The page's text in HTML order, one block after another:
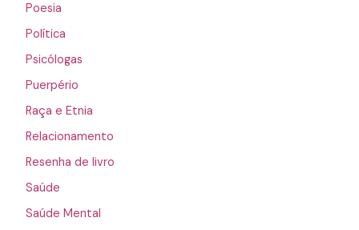
Poesia
Política
Psicólogas
Puerpério
Raça e Etnia
Relacionamento
Resenha de livro
Saúde
Saúde Mental